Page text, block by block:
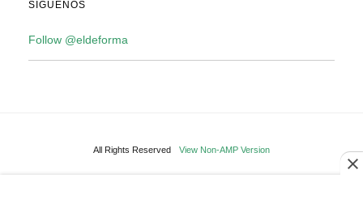
SÍGUENOS
Follow @eldeforma
All Rights Reserved View Non-AMP Version